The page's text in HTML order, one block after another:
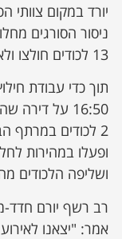
יורד במקום צוותי
ניסור הסורגים
13 לכודים חולצו ולא נמצאו נפגעים.
תוך כדי עבודת
16:50 על
ופעלו במהירות
ושליפה הלכודים
רב רשף יורם
אמר: "יצאנו